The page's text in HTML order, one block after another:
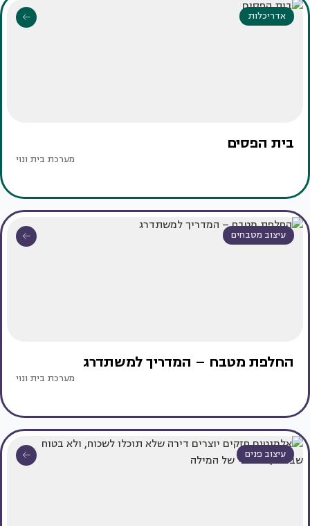
אדריכלות
בית הפסים
מערכת בית ונוי
עיצוב מטבחים
החלפת מטבח – המדריך למשתדרג
מערכת בית ונוי
עיצוב פנים